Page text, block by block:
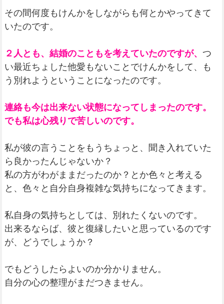
その間何度もけんかをしながらも何とかやってきて
いたのです。
２人とも、結婚のこともを考えていたのですが、 つ
い最近ちょした他愛もないことでけんかをして、も
う別れようということになったのです。
連絡も今は出来ない状態になってしまったのです。
でも私は心残りで苦しいのです。
私が彼の言うことをもうちょっと、聞き入れていた
ら良かったんじゃないか？
私の方がわがままだったのか？とか色々と考える
と、色々と自分自身複雑な気持ちになってきます。
私自身の気持ちとしては、別れたくないのです。
出来るならば、彼と復縁したいと思っているのです
が、どうでしょうか？
でもどうしたらよいのか分かりません。
自分の心の整理がまだつきません。